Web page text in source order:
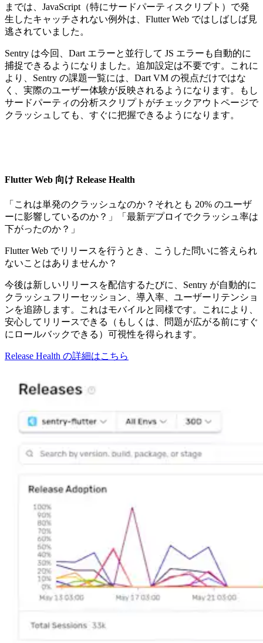
までは、JavaScript（特にサードパーティスクリプト）で発
生したキャッチされない例外は、Flutter Web ではしばしば見
逃されていました。
Sentry は今回、Dart エラーと並行して JS エラーも自動的に
捕捉できるようになりました。追加設定は不要です。これに
より、Sentry の課題一覧には、Dart VM の視点だけではな
く、実際のユーザー体験が反映されるようになります。もし
サードパーティの分析スクリプトがチェックアウトページで
クラッシュしても、すぐに把握できるようになります。
Flutter Web 向け Release Health
「これは単発のクラッシュなのか？それとも 20% のユーザ
ーに影響しているのか？」「最新デプロイでクラッシュ率は
下がったのか？」
Flutter Web でリリースを行うとき、こうした問いに答えられ
ないことはありませんか？
今後は新しいリリースを配信するたびに、Sentry が自動的に
クラッシュフリーセッション、導入率、ユーザーリテンショ
ンを追跡します。これはモバイルと同様です。これにより、
安心してリリースできる（もしくは、問題が広がる前にすぐ
にロールバックできる）可視性を得られます。
Release Health の詳細はこちら